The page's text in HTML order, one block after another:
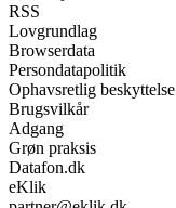
RSS
Lovgrundlag
Browserdata
Persondatapolitik
Ophavsretlig beskyttelse
Brugsvilkår
Adgang
Grøn praksis
Datafon.dk
eKlik